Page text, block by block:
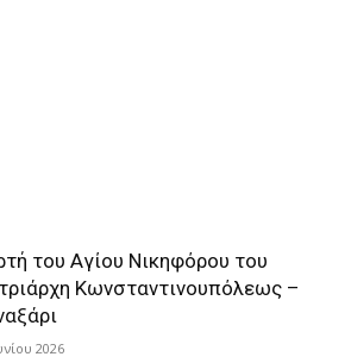
του Αγίου Νικηφόρου του
Κωνσταντινουπόλεως –
2026